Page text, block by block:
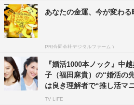
突然主演の話がきて、“自分で大丈夫
安だったのですが、原作を読んで、
ポジションとあまりのリアリティー
いました。お芝居は素人なので迷惑
ます！ 誰もが憧れるヒロインでは
てとても共感できる、親近感のある
してもらえるように一生懸命演じた
あなたの金運、今が変わ
PR(合同会社デジタルファーム )
『婚活1000本ノック』中
子（福田麻貴）の“婚活の
は良き理解者で“推し活マ
TV LIFE